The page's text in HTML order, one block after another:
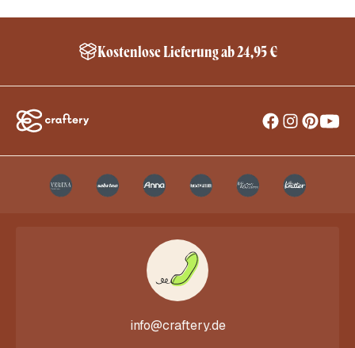
Kostenlose Lieferung ab 24,95 €
info@craftery.de